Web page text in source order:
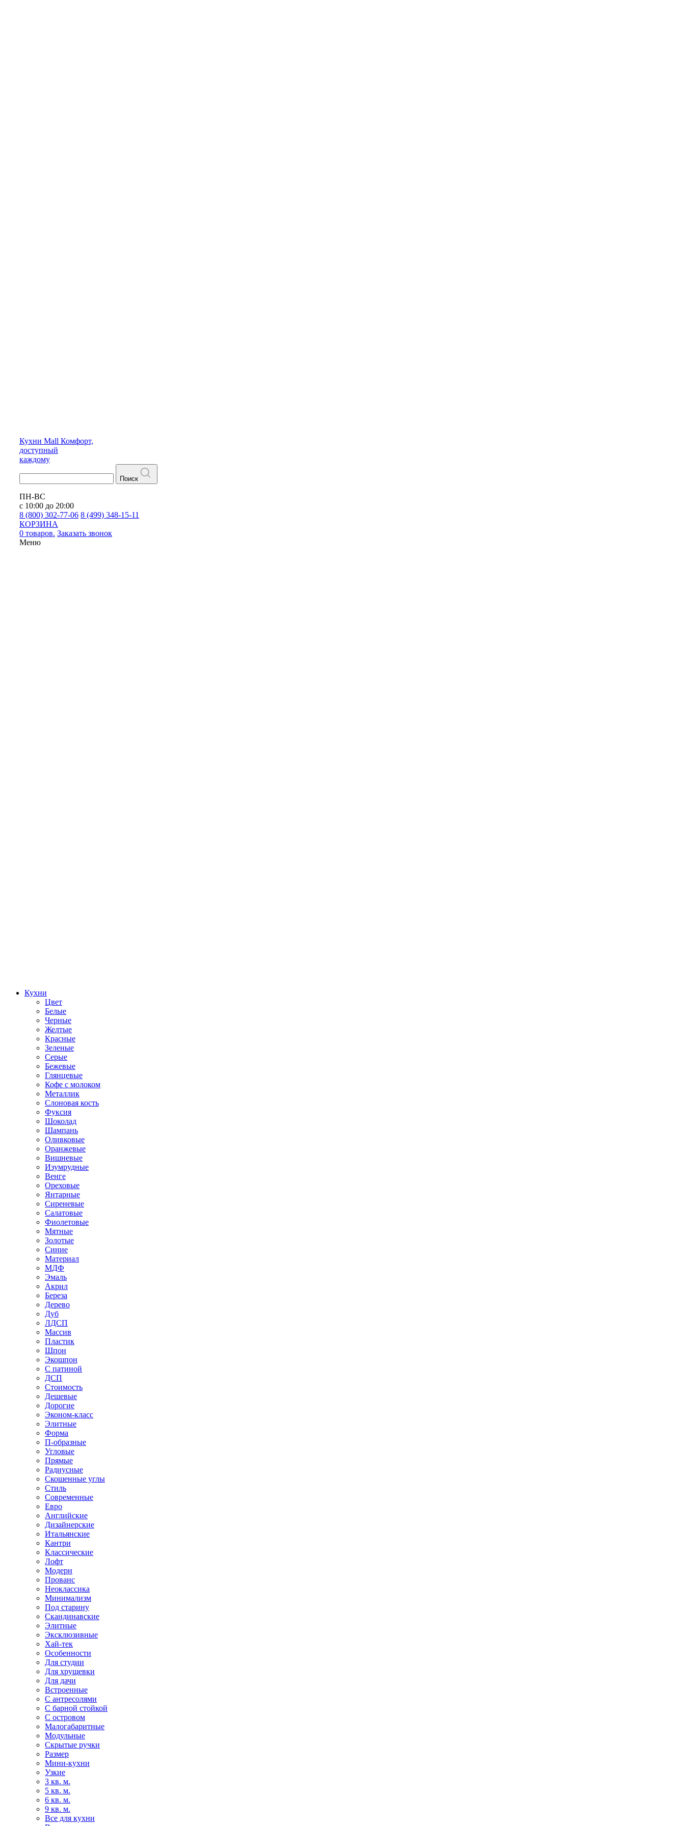
Кухни Mall Комфорт,
доступный
каждому
Поиск
ПН-ВС
с 10:00 до 20:00
8 (800) 302-77-06 8 (499) 348-15-11
КОРЗИНА
0 товаров. Заказать звонок
Меню
Кухни
Цвет
Белые
Черные
Желтые
Красные
Зеленые
Серые
Бежевые
Глянцевые
Кофе с молоком
Металлик
Слоновая кость
Фуксия
Шоколад
Шампань
Оливковые
Оранжевые
Вишневые
Изумрудные
Венге
Ореховые
Янтарные
Сиреневые
Салатовые
Фиолетовые
Мятные
Золотые
Синие
Материал
МДФ
Эмаль
Акрил
Береза
Дерево
Дуб
ЛДСП
Массив
Пластик
Шпон
Экошпон
С патиной
ДСП
Стоимость
Дешевые
Дорогие
Эконом-класс
Элитные
Форма
П-образные
Угловые
Прямые
Радиусные
Скошенные углы
Стиль
Современные
Евро
Английские
Дизайнерские
Итальянские
Кантри
Классические
Лофт
Модерн
Прованс
Неоклассика
Минимализм
Под старину
Скандинавские
Элитные
Эксклюзивные
Хай-тек
Особенности
Для студии
Для хрущевки
Для дачи
Встроенные
С антресолями
С барной стойкой
С островом
Малогабаритные
Модульные
Скрытые ручки
Размер
Мини-кухни
Узкие
3 кв. м.
5 кв. м.
6 кв. м.
9 кв. м.
Все для кухни